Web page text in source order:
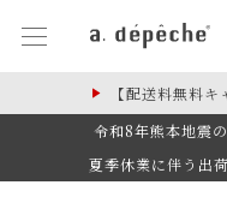
【配送料無料
令和8年熊本地震
夏季休業に伴う出